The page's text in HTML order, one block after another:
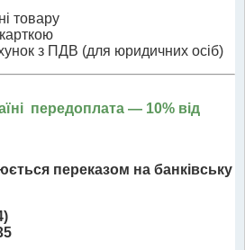
товару
з ПДВ (для юридичних осіб)
передоплата — 10% від
переказом на банківську